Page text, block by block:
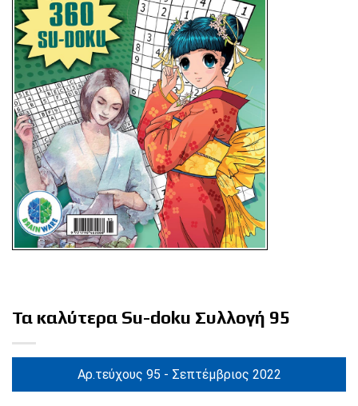
Τα καλύτερα Su-doku Συλλογή 95
Αρ.τεύχους 95 - Σεπτέμβριος 2022